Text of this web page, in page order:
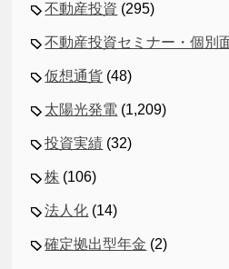
不動産投資 (295)
不動産投資セミナー・個別
仮想通貨 (48)
太陽光発電 (1,209)
投資実績 (32)
株 (106)
法人化 (14)
確定拠出型年金 (2)